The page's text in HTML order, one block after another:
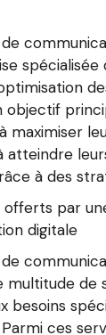
spécialisée
objectif
maximiser
atteindre
à des
offerts par
digitale
multitude de
besoins
ces